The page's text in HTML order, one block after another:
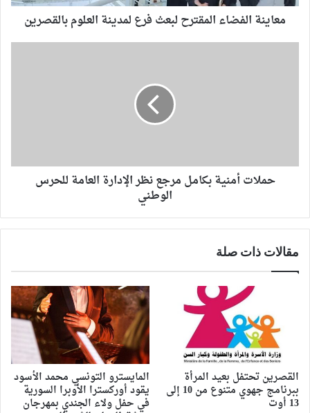
معاينة الفضاء المقترح لبعث فرع لمدينة العلوم بالقصرين
حملات أمنية بكامل مرجع نظر الإدارة العامة للحرس
الوطني
مقالات ذات صلة
القصرين تحتفل بعيد المرأة
ببرنامج جهوي متنوع من 10 إلى
13 أوت
المايسترو التونسي محمد الأسود
يقود أوركسترا الأوبرا السورية
في حفل ولاء الجندي بمهرجان